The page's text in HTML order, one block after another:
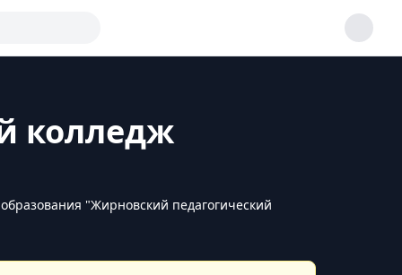
колледж
"Жирновский педагогический